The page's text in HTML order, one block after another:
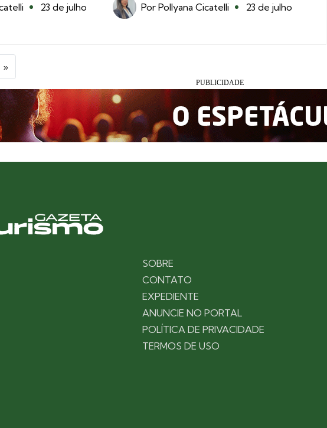
23 de julho PorPollyana Cicatelli 23 de julho
»
SOBRE
CONTATO
EXPEDIENTE
ANUNCIE NO PORTAL
POLÍTICA DE PRIVACIDADE
TERMOS DE USO